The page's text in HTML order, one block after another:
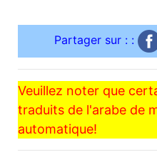
Partager sur : :
Veuillez noter que
traduits de l'arabe de
automatique!